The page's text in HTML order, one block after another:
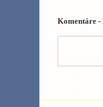
Komentáre -